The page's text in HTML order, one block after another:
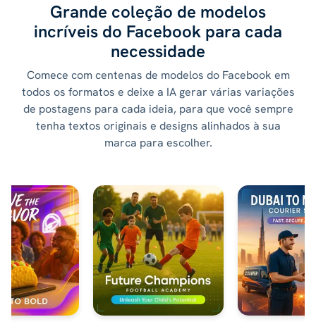
Grande coleção de modelos
incríveis do Facebook para cada
necessidade
Comece com centenas de modelos do Facebook em
todos os formatos e deixe a IA gerar várias variações
de postagens para cada ideia, para que você sempre
tenha textos originais e designs alinhados à sua
marca para escolher.